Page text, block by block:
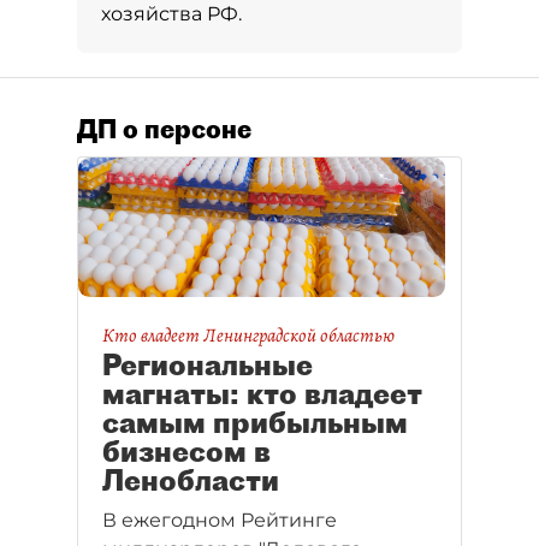
хозяйства РФ.
ДП о персоне
Кто владеет Ленинградской областью
Региональные
магнаты: кто владеет
самым прибыльным
бизнесом в
Ленобласти
В ежегодном Рейтинге